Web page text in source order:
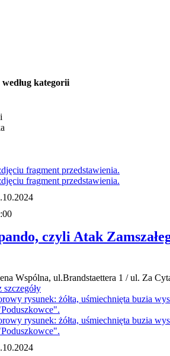
kategorii
czyli Atak
Wspólna, ul.Brandstaettera 1 / ul. Za
szczegóły